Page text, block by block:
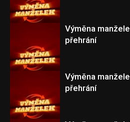
Výměna manželek 7
Výměna manželek 7
Výměna manželek 7
Výměna
přehrání
Výměna
přehrání